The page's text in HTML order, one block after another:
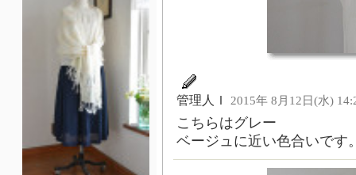
管理人Ｉ 2015年 8月12日(水)
こちらはグレー
ベージュに近い色合いです